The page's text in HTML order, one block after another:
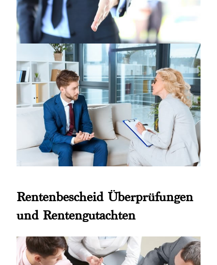
Rentenbescheid Überprüfungen
und Rentengutachten